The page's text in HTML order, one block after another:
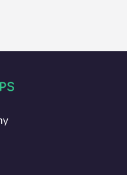
pour créer la meilleure
de véhicules
électriques sont très
des conducteurs de
votre évaluation de votre